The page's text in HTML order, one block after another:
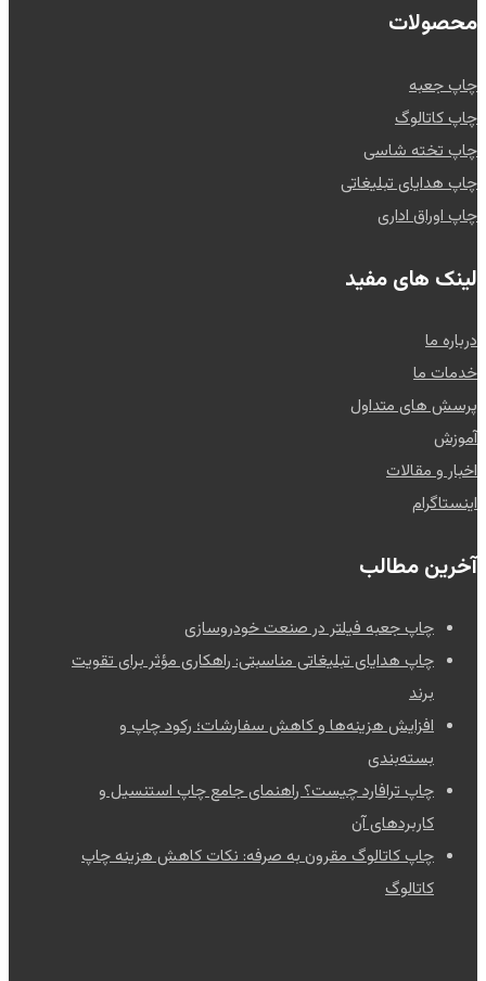
محصولات
چاپ جعبه
چاپ کاتالوگ
چاپ تخته شاسی
چاپ هدایای تبلیغاتی
چاپ اوراق اداری
لینک های مفید
درباره ما
خدمات ما
پرسش های متداول
آموزش
اخبار و مقالات
اینستاگرام
آخرین مطالب
چاپ جعبه فیلتر در صنعت خودروسازی
چاپ هدایای تبلیغاتی مناسبتی: راهکاری مؤثر برای تقویت
برند
افزایش هزینه‌ها و کاهش سفارشات؛ رکود چاپ و
بسته‌بندی
چاپ ترافارد چیست؟ راهنمای جامع چاپ استنسیل و
کاربردهای آن
چاپ کاتالوگ مقرون به صرفه: نکات کاهش هزینه چاپ
کاتالوگ